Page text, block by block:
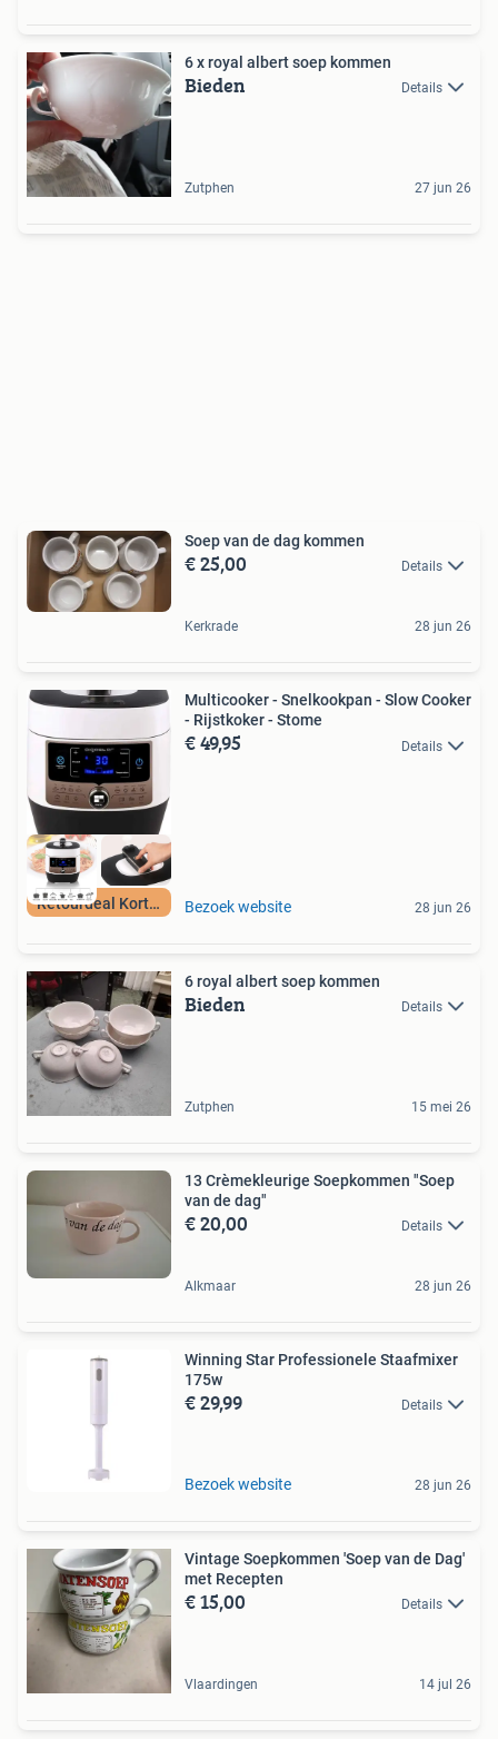
6 x royal albert soep kommen
Bieden Details
Zutphen 27 jun 26
Soep van de dag kommen
€ 25,00 Details
Kerkrade 28 jun 26
Retourdeal Korting
Multicooker - Snelkookpan - Slow Cooker
- Rijstkoker - Stome
€ 49,95 Details
Bezoek website 28 jun 26
6 royal albert soep kommen
Bieden Details
Zutphen 15 mei 26
13 Crèmekleurige Soepkommen "Soep
van de dag"
€ 20,00 Details
Alkmaar 28 jun 26
Winning Star Professionele Staafmixer
175w
€ 29,99 Details
Bezoek website 28 jun 26
Vintage Soepkommen 'Soep van de Dag'
met Recepten
€ 15,00 Details
Vlaardingen 14 jul 26